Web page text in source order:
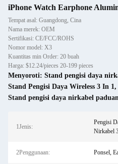
iPhone Watch Earphone
Tempat asal: Guangdong, Cina
Nama merek: OEM
Sertifikasi: CE/FCC/ROHS
Nomor model: X3
Kuantitas min Order: 20 buah
Harga: $12.24/pieces 20-199 pieces
Menyoroti: Stand pengisi daya
Stand Pengisi Daya Wireless 3 In 1,
Stand pengisi daya nirkabel
1Jenis:
Pengisi
Nirkabel
2Penggunaan: Ponsel,